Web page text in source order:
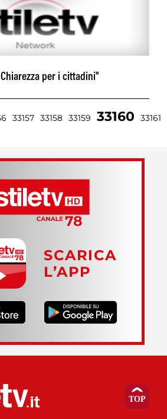
per i cittadini"
33157 33158 33159 33160 33161
SCARICA
L’APP